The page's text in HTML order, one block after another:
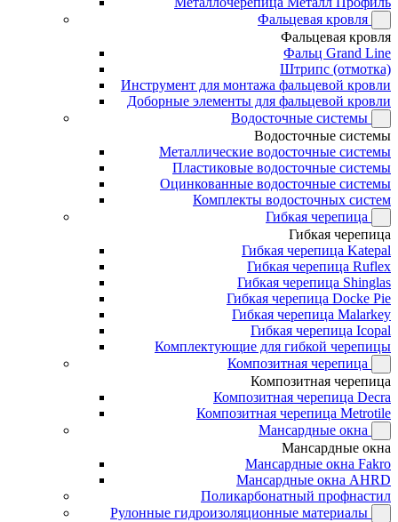
Фальцевая кровля
Фальцевая кровля
Фальц Grand Line
Штрипс (отмотка)
Инструмент для монтажа фальцевой кровли
Доборные элементы для фальцевой кровли
Водосточные системы
Водосточные системы
Металлические водосточные системы
Пластиковые водосточные системы
Оцинкованные водосточные системы
Комплекты водосточных систем
Гибкая черепица
Гибкая черепица
Гибкая черепица Katepal
Гибкая черепица Ruflex
Гибкая черепица Shinglas
Гибкая черепица Docke Pie
Гибкая черепица Malarkey
Гибкая черепица Icopal
Комплектующие для гибкой черепицы
Композитная черепица
Композитная черепица
Композитная черепица Decra
Композитная черепица Metrotile
Мансардные окна
Мансардные окна
Мансардные окна Fakro
Мансардные окна AHRD
Поликарбонатный профнастил
Рулонные гидроизоляционные материалы